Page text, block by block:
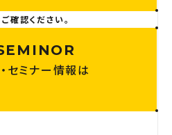
確認ください。
セミナー情報は